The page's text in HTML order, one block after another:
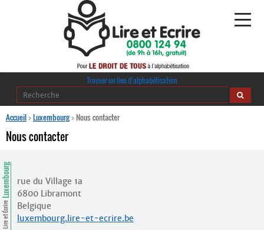
Alphabétisation
Trouver un lieu d’alphabétisation
Accueil>Luxembourg>Nous contacter
Nous contacter
Lire et Écrire
Luxembourg
rue du Village 1a
6800 Libramont
Belgique
luxembourg.lire-et-ecrire.be